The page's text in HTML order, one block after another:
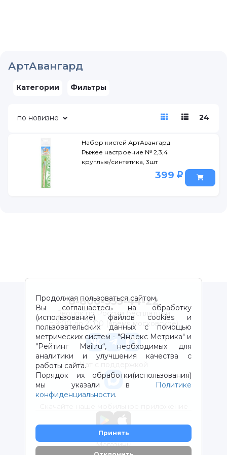
АртАвангард
Категории Фильтры
по новизне 24
Набор кистей АртАвангард
Рыжее настроение № 2,3,4
круглые/синтетика, 3шт
399
Продолжая пользоваться сайтом,
Вы соглашаетесь на обработку
(использование) файлов cookies и
пользовательских данных с помощью
метрических систем - "Яндекс Метрика" и
"Рейтинг Mail.ru“, необходимых для
аналитики и улучшения качества с
работы сайта.
Порядок их обработки(использования)
мы указали в
Политике
конфиденциальности.
Принять
8-800-333-44-22
Звонок по России бесплатный
с 9:00 до 21:00 (время московское)
Чат с поддержкой
Магазины